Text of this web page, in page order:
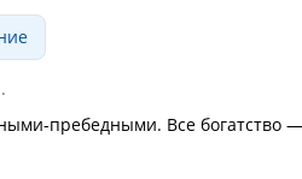
пребедными. Все богатство —